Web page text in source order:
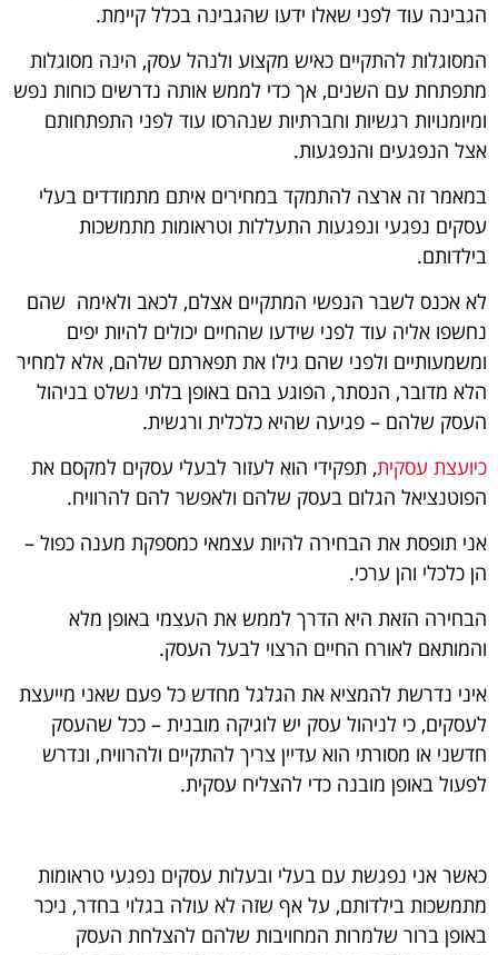
הגבינה עוד לפני שאלו ידעו שהגבינה בכלל קיימת.
המסוגלות להתקיים כאיש מקצוע ולנהל עסק, הינה מסוגלות
מתפתחת עם השנים, אך כדי לממש אותה נדרשים כוחות נפש
ומיומנויות רגשיות וחברתיות שנהרסו עוד לפני התפתחותם
אצל הנפגעים והנפגעות.
במאמר זה ארצה להתמקד במחירים איתם מתמודדים בעלי
עסקים נפגעי ונפגעות התעללות וטראומות מתמשכות
בילדותם.
לא אכנס לשבר הנפשי המתקיים אצלם, לכאב ולאימה שהם
נחשפו אליה עוד לפני שידעו שהחיים יכולים להיות יפים
ומשמעותיים ולפני שהם גילו את תפארתם שלהם, אלא למחיר
הלא מדובר, הנסתר, הפוגע בהם באופן בלתי נשלט בניהול
העסק שלהם – פגיעה שהיא כלכלית ורגשית.
כיועצת עסקית, תפקידי הוא לעזור לבעלי עסקים למקסם את
הפוטנציאל הגלום בעסק שלהם ולאפשר להם להרוויח.
אני תופסת את הבחירה להיות עצמאי כמספקת מענה כפול –
הן כלכלי והן ערכי.
הבחירה הזאת היא הדרך לממש את העצמי באופן מלא
והמותאם לאורח החיים הרצוי לבעל העסק.
איני נדרשת להמציא את הגלגל מחדש כל פעם שאני מייעצת
לעסקים, כי לניהול עסק יש לוגיקה מובנית – ככל שהעסק
חדשני או מסורתי הוא עדיין צריך להתקיים ולהרוויח, ונדרש
לפעול באופן מובנה כדי להצליח עסקית.
כאשר אני נפגשת עם בעלי ובעלות עסקים נפגעי טראומות
מתמשכות בילדותם, על אף שזה לא עולה בגלוי בחדר, ניכר
באופן ברור שלמרות המחויבות שלהם להצלחת העסק